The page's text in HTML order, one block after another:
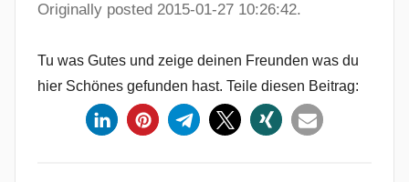
Originally posted 2015-01-27 10:26:42.
Tu was Gutes und zeige deinen Freunden was du
hier Schönes gefunden hast. Teile diesen Beitrag: